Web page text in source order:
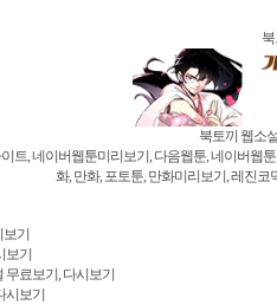
북토끼 웹소
트, 네이버웹툰미리보기, 다음웹툰, 네이버웹
화, 만화, 포토툰, 만화미리보기, 레진코
기
기
료보기, 다시보기
시보기